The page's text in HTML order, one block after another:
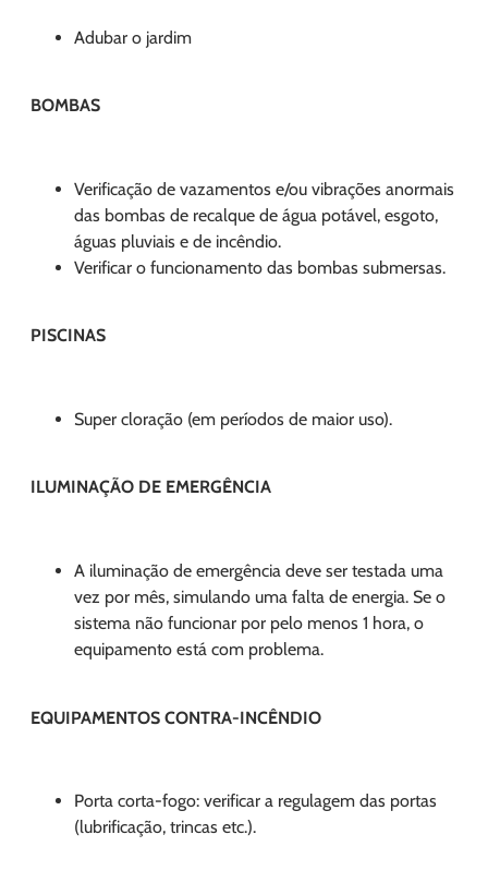
Adubar o jardim
BOMBAS
Verificação de vazamentos e/ou vibrações anormais
das bombas de recalque de água potável, esgoto,
águas pluviais e de incêndio.
Verificar o funcionamento das bombas submersas.
PISCINAS
Super cloração (em períodos de maior uso).
ILUMINAÇÃO DE EMERGÊNCIA
A iluminação de emergência deve ser testada uma
vez por mês, simulando uma falta de energia. Se o
sistema não funcionar por pelo menos 1 hora, o
equipamento está com problema.
EQUIPAMENTOS CONTRA-INCÊNDIO
Porta corta-fogo: verificar a regulagem das portas
(lubrificação, trincas etc.).